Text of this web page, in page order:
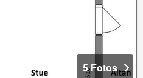
5 Fotos